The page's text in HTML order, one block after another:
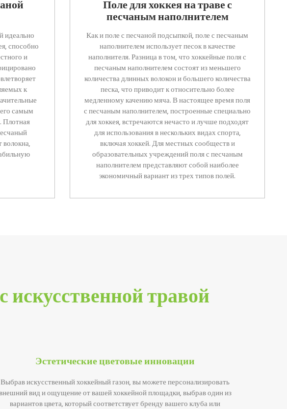
идеально
способно
и
к
самым
Плотная
Поле для хоккея на траве с
песчаным наполнителем
Как и поле с песчаной подсыпкой, поле с песчаным
наполнителем использует песок в качестве
наполнителя. Разница в том, что хоккейные поля с
песчаным наполнителем состоят из меньшего
количества длинных волокон и большего количества
песка, что приводит к относительно более
медленному качению мяча. В настоящее время поля
с песчаным наполнителем, построенные специально
для хоккея, встречаются нечасто и лучше подходят
для использования в нескольких видах спорта,
включая хоккей. Для местных сообществ и
образовательных учреждений поля с песчаным
наполнителем представляют собой наиболее
экономичный вариант из трех типов полей.
травой
Эстетические цветовые инновации
Выбрав искусственный хоккейный газон, вы можете персонализировать
вид и ощущение от вашей хоккейной площадки, выбрав один из
вариантов цвета, который соответствует бренду вашего клуба или